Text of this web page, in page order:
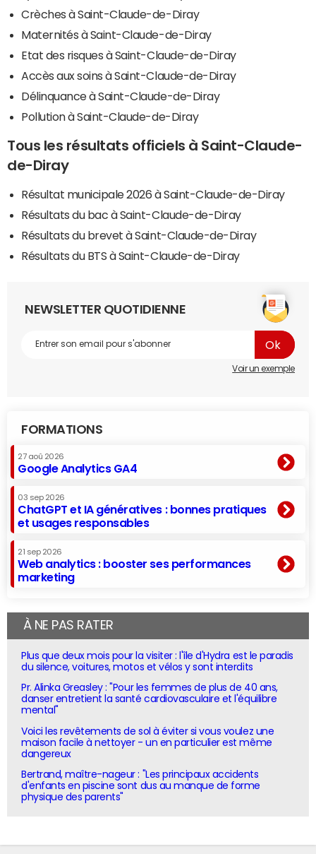
Crèches à Saint-Claude-de-Diray
Maternités à Saint-Claude-de-Diray
Etat des risques à Saint-Claude-de-Diray
Accès aux soins à Saint-Claude-de-Diray
Délinquance à Saint-Claude-de-Diray
Pollution à Saint-Claude-de-Diray
Tous les résultats officiels à Saint-Claude-
de-Diray
Résultat municipale 2026 à Saint-Claude-de-Diray
Résultats du bac à Saint-Claude-de-Diray
Résultats du brevet à Saint-Claude-de-Diray
Résultats du BTS à Saint-Claude-de-Diray
NEWSLETTER QUOTIDIENNE
Voir un exemple
FORMATIONS
27 aoû 2026
Google Analytics GA4
03 sep 2026
ChatGPT et IA génératives : bonnes pratiques
et usages responsables
21 sep 2026
Web analytics : booster ses performances
marketing
À NE PAS RATER
Plus que deux mois pour la visiter : l'île d'Hydra est le paradis
du silence, voitures, motos et vélos y sont interdits
Pr. Alinka Greasley : "Pour les femmes de plus de 40 ans,
danser entretient la santé cardiovasculaire et l'équilibre
mental"
Voici les revêtements de sol à éviter si vous voulez une
maison facile à nettoyer - un en particulier est même
dangereux
Bertrand, maître-nageur : "Les principaux accidents
d'enfants en piscine sont dus au manque de forme
physique des parents"